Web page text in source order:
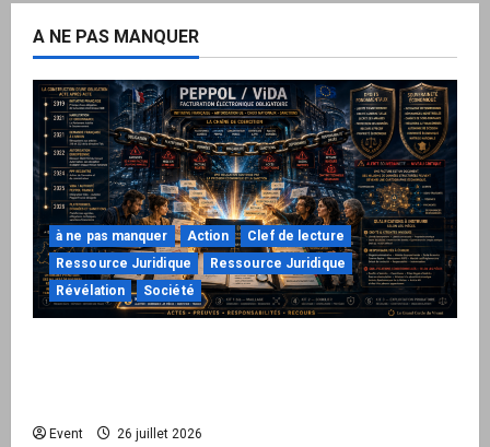
A NE PAS MANQUER
à ne pas manquer Action
Clef de lecture
Ressource Juridique
Ressource Juridique
Révélation
Société
Event 26 juillet 2026